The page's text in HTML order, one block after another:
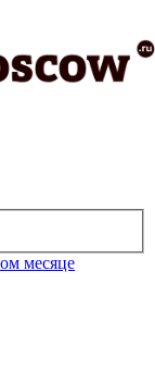
месяце